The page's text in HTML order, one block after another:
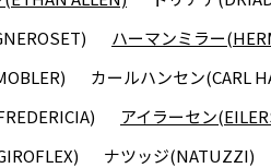
ハーマンミラー
カールハンセン(CARL
アイラーセン
ナツッジ(NATUZZI)